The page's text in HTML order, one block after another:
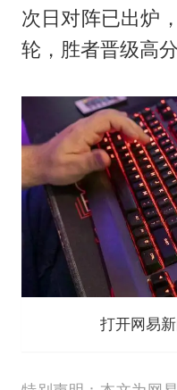
次日对阵已出炉
轮，胜者晋级高分
打开网易